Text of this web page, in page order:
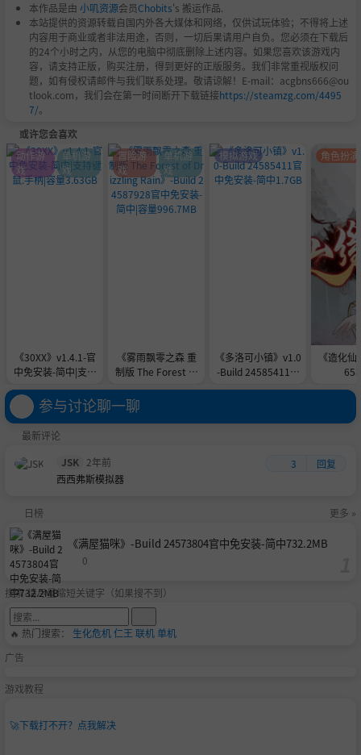
本作品是由 小叽资源会员Chobits's 搬运作品.
本站提供的资源转载自国内外各大媒体和网络，仅供试玩体验；不得将上述
内容用于商业或者非法用途，否则，一切后果请用户自负。您必须在下载后
的24个小时之内，从您的电脑中彻底删除上述内容。如果您喜欢该游戏内
容，请支持正版，购买注册，得到更好的正版服务。我们非常重视版权问
题，如有侵权请邮件与我们联系处理。敬请谅解！E-mail：acgbns666@ou
tlook.com，我们会在第一时间断开下载链接https://steamzg.com/4495
7/。
或许您会喜欢
《30XX》v1.4.1-官
中免安装-简中|支持
GB
动作游
戏
单机游
戏
《雾雨飘零之森 重
制版 The Forest of
ild 24587928官中免
安装-简中|容量996.
冒险游
戏
单机游
戏
《多洛可小镇》v1.0
-Build 24585411官
模拟游戏
《造化
角色扮
参与讨论聊一聊
最新评论
JSK
2年前 3
回复
西西弗斯模拟器
日榜 更多 »
《满屋猫咪》-Build 24573804官中免安装-简中732.2MB
0
搜索-请尽量缩短关键字（如果搜不到）
🔥 热门搜索： 生化危机仁王 联机单机
广告
游戏教程
🚀下载打不开？点我解决